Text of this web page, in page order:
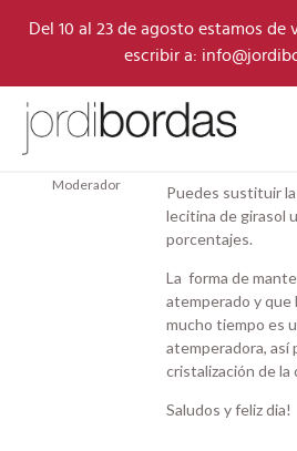
Del 10 al 23 de agosto estamos de
escribir a:
10/09/2024 a las 6:55 pm
Jordi Bordas
Moderador
Puedes sustituir
lecitina de girasol
porcentajes.
La forma de
atemperado y que
mucho tiempo es
atemperadora, así
cristalización de la
Saludos y feliz dia!